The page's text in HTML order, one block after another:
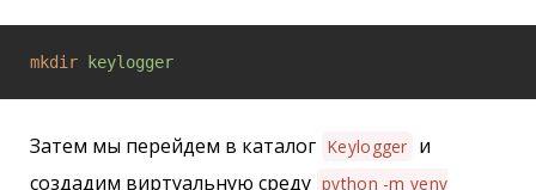
mkdir keylogger
Затем мы перейдем в каталог Keylogger и
создадим виртуальную среду python -m venv